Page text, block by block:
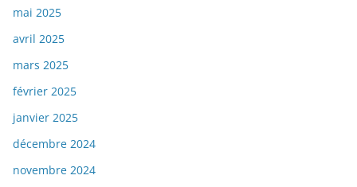
mai 2025
avril 2025
mars 2025
février 2025
janvier 2025
décembre 2024
novembre 2024